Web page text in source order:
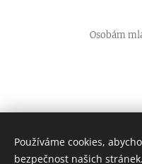
Osobám
66 LAHVÍ - ta nejlepší
Používáme cookies,
bezpečnost našich